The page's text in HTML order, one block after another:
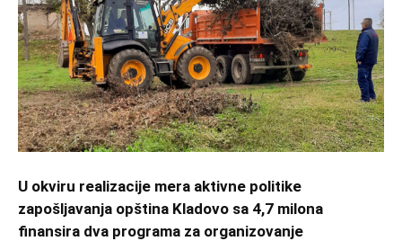
U okviru realizacije mera aktivne politike
zapošljavanja opština Kladovo sa 4,7 milona
finansira dva programa za organizovanje